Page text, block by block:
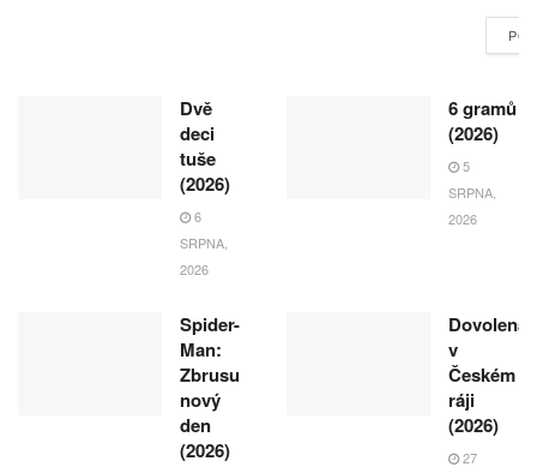
Dvě
deci
tuše
(2026)
6
SRPNA,
2026
6 gramů
(2026)
5
SRPNA,
2026
Spider-
Man:
Zbrusu
nový
den
(2026)
Dovolená
v
Českém
ráji
(2026)
27